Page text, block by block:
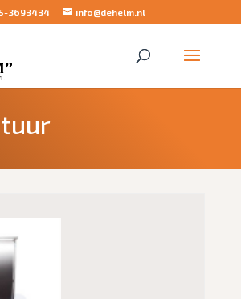
3693434 info@dehelm.nl